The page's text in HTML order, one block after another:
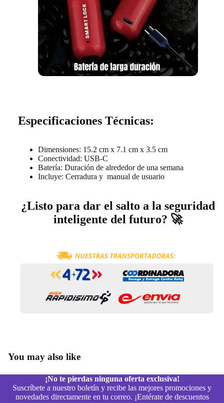
Especificaciones Técnicas:
Dimensiones: 15.2 cm x 7.1 cm x 3.5 cm
Conectividad: USB-C
Batería: Duración de alrededor de una semana
Incluye: Cerradura y manual de usuario
¿Listo para dar el salto a la seguridad
inteligente del futuro? 🚀
You may also like
¡No te pierdas ninguna oferta exclusiva!
Suscríbete a nuestro boletín y recibe las mejores promociones y
novedades directamente en tu correo. ¡Entérate de descuentos